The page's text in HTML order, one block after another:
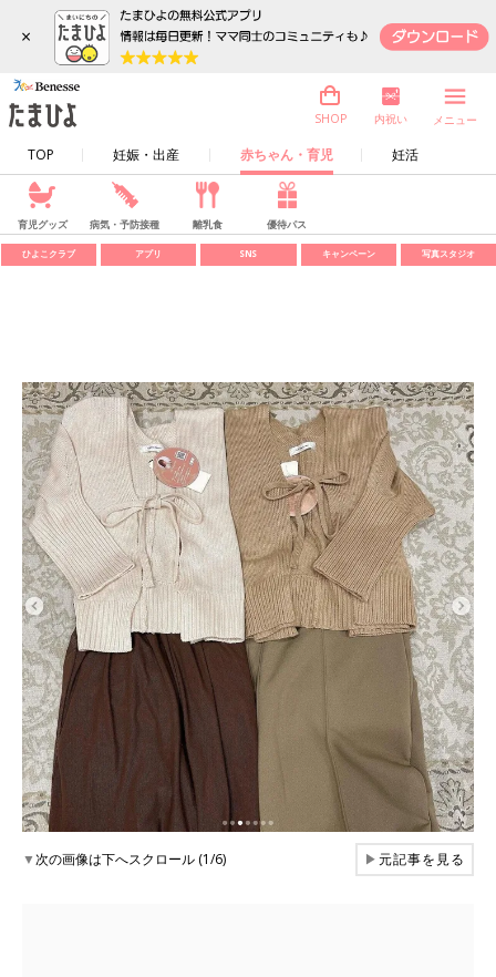
×
TOP 妊娠・出産 赤ちゃん・育児 妊活
SHOP 内祝い メニュー
育児グッズ 病気・予防接種 離乳食 優待パス
ひよこクラブ アプリ SNS キャンペーン 写真スタジオ
▼次の画像は下へスクロール (1/6) ▶元記事を見る